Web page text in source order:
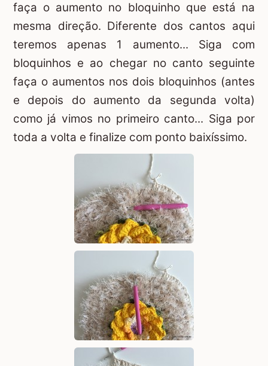
faça o aumento no bloquinho que está na
mesma direção. Diferente dos cantos aqui
teremos apenas 1 aumento... Siga com
bloquinhos e ao chegar no canto seguinte
faça o aumentos nos dois bloquinhos (antes
e depois do aumento da segunda volta)
como já vimos no primeiro canto... Siga por
toda a volta e finalize com ponto baixíssimo.